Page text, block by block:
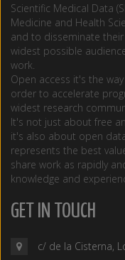
Scientific Medical Data
Medicine and Health
and to disseminate
widest possible
work.
Open access it's the
order to accelerate
widest research
It's not just about free
it's also about open
represents the best
share work as rapidly
knowledge and
GET IN TOUCH
c/ de la Cisterna,